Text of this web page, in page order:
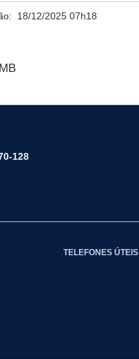
18/12/2025 07h18
128
TELEFONES ÚTEIS